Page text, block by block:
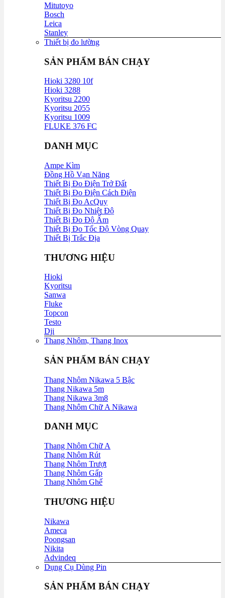
Mitutoyo
Bosch
Leica
Stanley
Thiết bị đo lường
SẢN PHẨM BÁN CHẠY
Hioki 3280 10f
Hioki 3288
Kyoritsu 2200
Kyoritsu 2055
Kyoritsu 1009
FLUKE 376 FC
DANH MỤC
Ampe Kìm
Đồng Hồ Vạn Năng
Thiết Bị Đo Điện Trở Đất
Thiết Bị Đo Điện Cách Điện
Thiết Bị Đo AcQuy
Thiết Bị Đo Nhiệt Độ
Thiết Bị Đo Độ Ẩm
Thiết Bị Đo Tốc Độ Vòng Quay
Thiết Bị Trắc Địa
THƯƠNG HIỆU
Hioki
Kyoritsu
Sanwa
Fluke
Topcon
Testo
Dji
Thang Nhôm, Thang Inox
SẢN PHẨM BÁN CHẠY
Thang Nhôm Nikawa 5 Bậc
Thang Nikawa 5m
Thang Nikawa 3m8
Thang Nhôm Chữ A Nikawa
DANH MỤC
Thang Nhôm Chữ A
Thang Nhôm Rút
Thang Nhôm Trượt
Thang Nhôm Gấp
Thang Nhôm Ghế
THƯƠNG HIỆU
Nikawa
Ameca
Poongsan
Nikita
Advindeq
Dụng Cụ Dùng Pin
SẢN PHẨM BÁN CHẠY